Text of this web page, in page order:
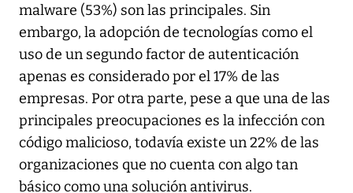
malware (53%) son las principales. Sin
embargo, la adopción de tecnologías como el
uso de un segundo factor de autenticación
apenas es considerado por el 17% de las
empresas. Por otra parte, pese a que una de las
principales preocupaciones es la infección con
código malicioso, todavía existe un 22% de las
organizaciones que no cuenta con algo tan
básico como una solución antivirus.